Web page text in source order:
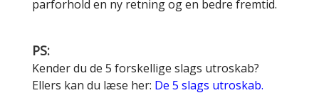
parforhold en ny retning og en bedre fremtid.
PS:
Kender du de 5 forskellige slags utroskab?
Ellers kan du læse her: De 5 slags utroskab.